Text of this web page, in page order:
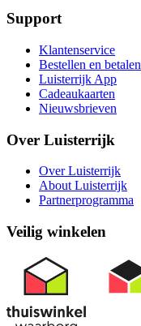
Support
Klantenservice
Bestellen en betalen
Luisterrijk App
Cadeaukaarten
Nieuwsbrieven
Over Luisterrijk
Over Luisterrijk
About Luisterrijk
Partnerprogramma
Veilig winkelen